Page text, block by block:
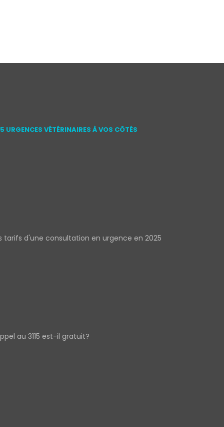
URGENCES VÉTÉRINAIRES À VOS CÔTÉS
tarifs d'une consultation en urgence en 2025
au 3115 est-il gratuit?